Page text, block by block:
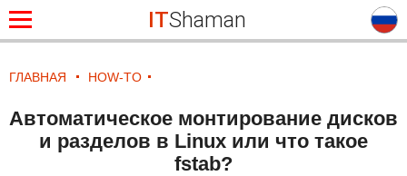
ITShaman
ГЛАВНАЯ HOW-TO
Автоматическое монтирование дисков
и разделов в Linux или что такое
fstab?